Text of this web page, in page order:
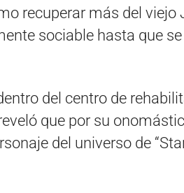
recuperar más del viejo
sociable hasta que
del centro de
que por su
del universo de